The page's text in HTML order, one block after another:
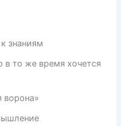
знаниям
в то же время хочется
ворона»